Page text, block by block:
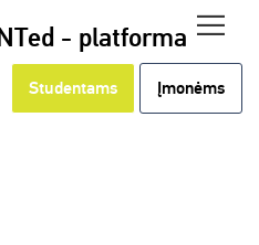
- platforma
Studentams Įmonėms